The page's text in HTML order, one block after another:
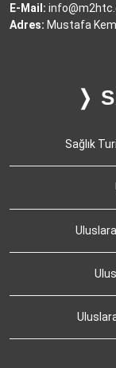
E-Mail:
Adres: Mustafa
❭
Sağlık